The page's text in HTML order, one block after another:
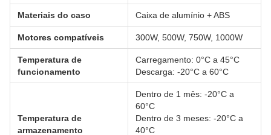
Materiais do caso Caixa de alumínio + ABS
Motores compatíveis 300W, 500W, 750W, 1000W
Temperatura de
funcionamento
Carregamento: 0°C a 45°C
Descarga: -20°C a 60°C
Temperatura de
armazenamento
Dentro de 1 mês: -20°C a
60°C
Dentro de 3 meses: -20°C a
40°C